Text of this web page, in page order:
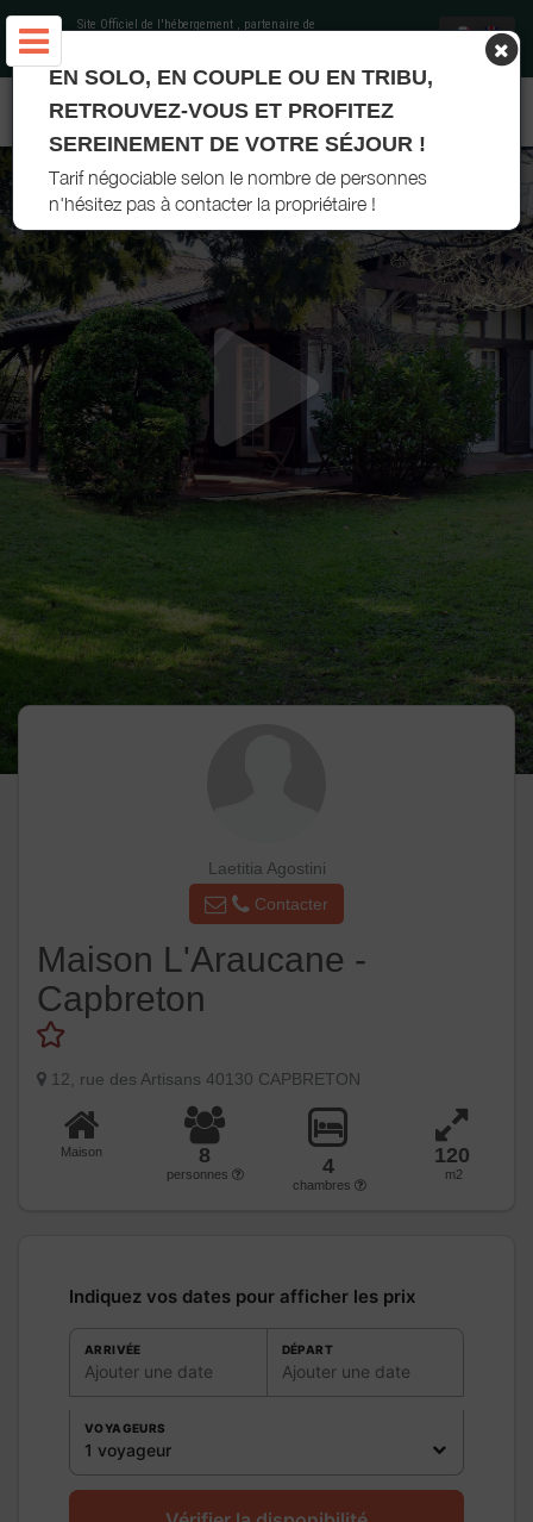
Site Officiel de l'hébergement , partenaire de
MAISON L'ARAUCANE - CAPBRETON
EN SOLO, EN COUPLE OU EN TRIBU,
RETROUVEZ-VOUS ET PROFITEZ
SEREINEMENT DE VOTRE SÉJOUR !
Tarif négociable selon le nombre de personnes
n'hésitez pas à contacter la propriétaire !
Laetitia Agostini
Contacter
Maison L'Araucane -
Capbreton
12, rue des Artisans 40130 CAPBRETON
Maison 8
personnes 4
chambres
120
m2
Indiquez vos dates pour afficher les prix
ARRIVÉE
Ajouter une date
DÉPART
Ajouter une date
VOYAGEURS
1 voyageur